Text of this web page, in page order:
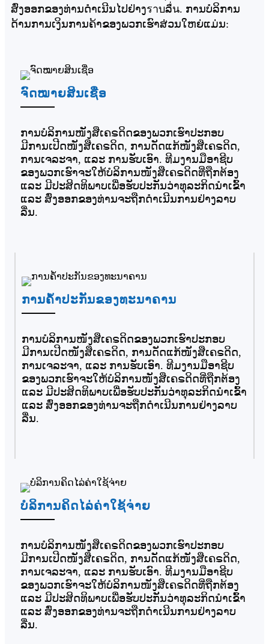
ສົ່ງອອກຂອງທ່ານດຳເນີນໄປຢ່າງราบລื่น. ການບໍລິການ
ດ້ານການເງິນການຄ້າຂອງພວກເຮົາສ່ວນໃຫຍ່ແມ່ນ:
ຈົດໝາຍສິນເຊື່ອ
ການບໍລິການໜັງສືເຄຣດິດຂອງພວກເຮົາປະກອບ
ມີການເປີດໜັງສືເຄຣດິດ, ການດັດແກ້ໜັງສືເຄຣດິດ,
ການເຈລະຈາ, ແລະ ການຮັບເອົາ. ທີມງານມືອາຊີບ
ຂອງພວກເຮົາຈະໃຫ້ບໍລິການໜັງສືເຄຣດິດທີ່ຖືກຕ້ອງ
ແລະ ມີປະສິດທິພາບເພື່ອຮັບປະກັນວ່າທຸລະກິດນໍາເຂົ້າ
ແລະ ສົ່ງອອກຂອງທ່ານຈະຖືກດໍາເນີນການຢ່າງລາບ
ລື່ນ.
ການຄໍ້າປະກັນຂອງທະນາຄານ
ການບໍລິການໜັງສືເຄຣດິດຂອງພວກເຮົາປະກອບ
ມີການເປີດໜັງສືເຄຣດິດ, ການດັດແກ້ໜັງສືເຄຣດິດ,
ການເຈລະຈາ, ແລະ ການຮັບເອົາ. ທີມງານມືອາຊີບ
ຂອງພວກເຮົາຈະໃຫ້ບໍລິການໜັງສືເຄຣດິດທີ່ຖືກຕ້ອງ
ແລະ ມີປະສິດທິພາບເພື່ອຮັບປະກັນວ່າທຸລະກິດນໍາເຂົ້າ
ແລະ ສົ່ງອອກຂອງທ່ານຈະຖືກດໍາເນີນການຢ່າງລາບ
ລື່ນ.
ບໍລິການຄິດໄລ່ຄ່າໃຊ້ຈ່າຍ
ການບໍລິການໜັງສືເຄຣດິດຂອງພວກເຮົາປະກອບ
ມີການເປີດໜັງສືເຄຣດິດ, ການດັດແກ້ໜັງສືເຄຣດິດ,
ການເຈລະຈາ, ແລະ ການຮັບເອົາ. ທີມງານມືອາຊີບ
ຂອງພວກເຮົາຈະໃຫ້ບໍລິການໜັງສືເຄຣດິດທີ່ຖືກຕ້ອງ
ແລະ ມີປະສິດທິພາບເພື່ອຮັບປະກັນວ່າທຸລະກິດນໍາເຂົ້າ
ແລະ ສົ່ງອອກຂອງທ່ານຈະຖືກດໍາເນີນການຢ່າງລາບ
ລື່ນ.